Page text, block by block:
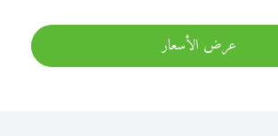
عرض الأسعار